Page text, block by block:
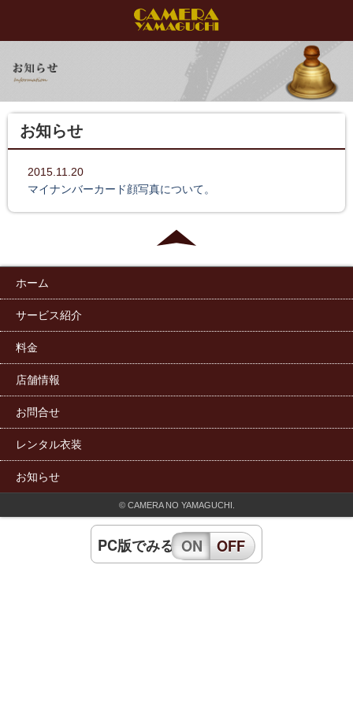
お知らせ
2015.11.20
マイナンバーカード顔写真について。
ホーム
サービス紹介
料金
店舗情報
お問合せ
レンタル衣装
お知らせ
© CAMERA NO YAMAGUCHI.
PC版でみる ON OFF